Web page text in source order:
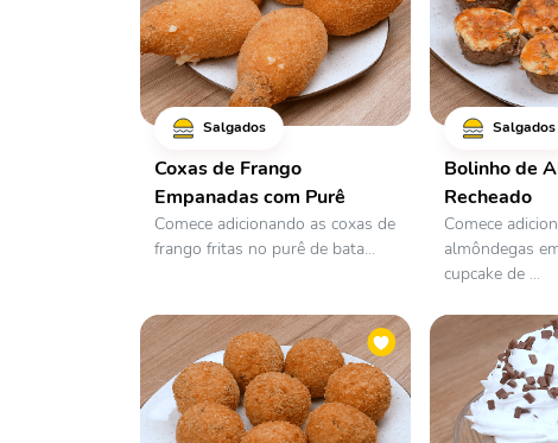
Salgados
Coxas de Frango
Empanadas com Purê
Comece adicionando as coxas de
frango fritas no purê de bata...
Salgados
Bolinho de
Recheado
Comece
almôndegas
cupcake de ...